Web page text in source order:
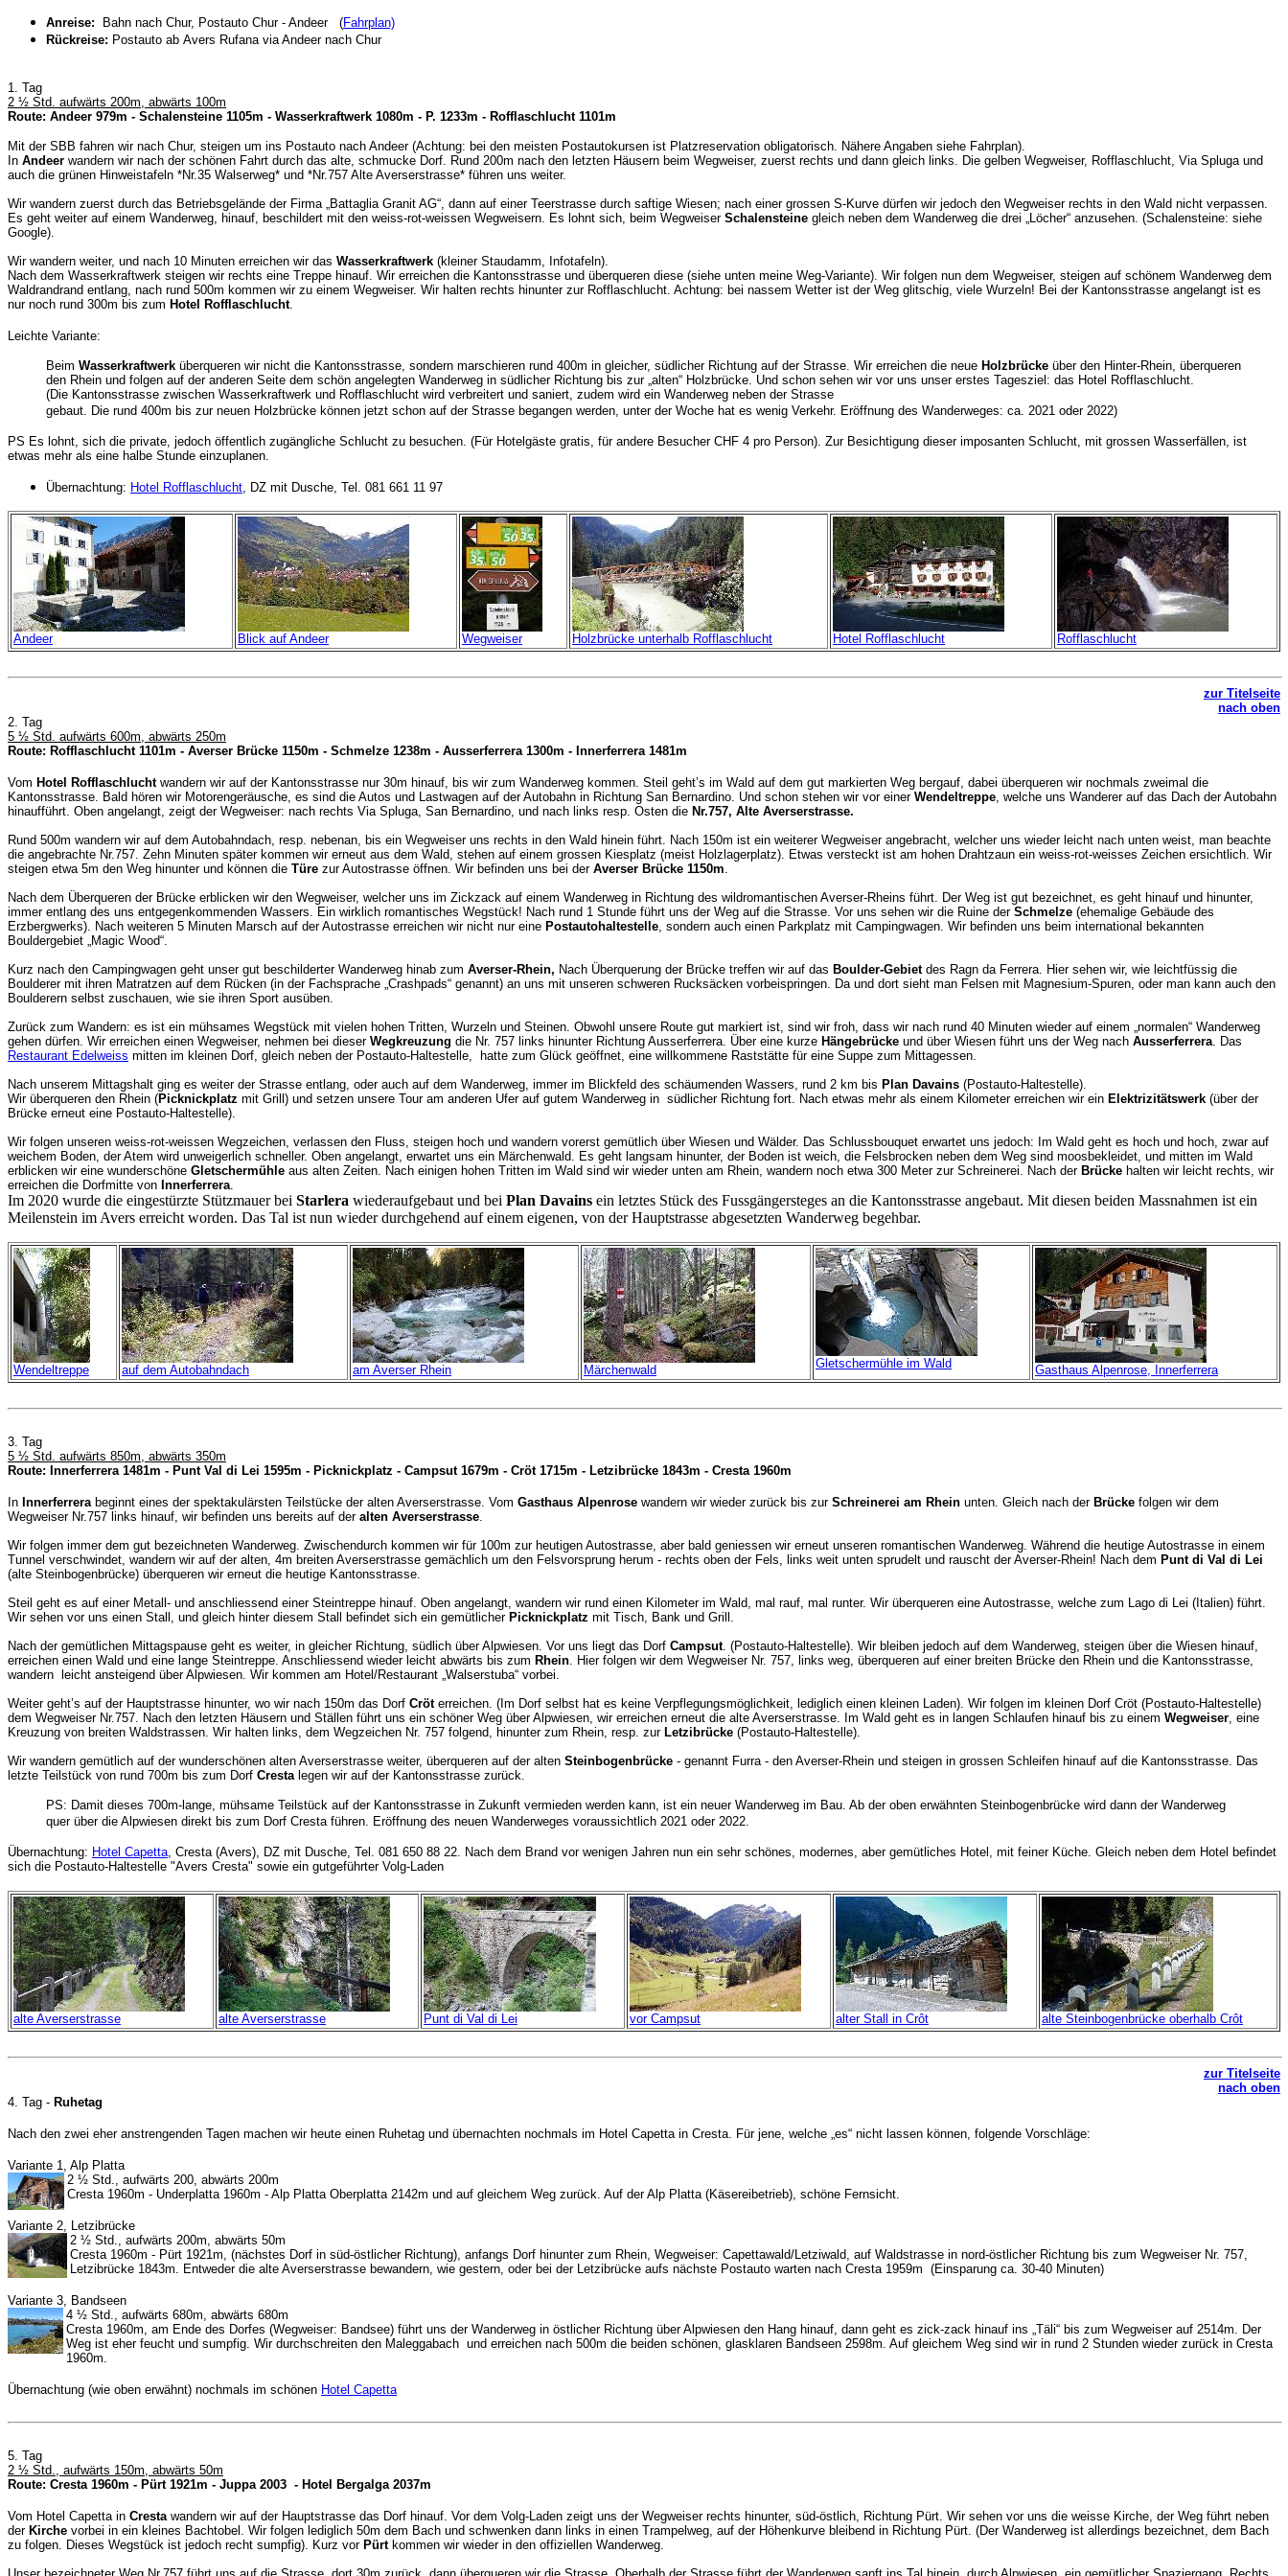
Anreise: Bahn nach Chur, Postauto Chur - Andeer (Fahrplan)
Rückreise: Postauto ab Avers Rufana via Andeer nach Chur
1. Tag
2 ½ Std. aufwärts 200m, abwärts 100m
Route: Andeer 979m - Schalensteine 1105m - Wasserkraftwerk 1080m - P. 1233m - Rofflaschlucht 1101m
Mit der SBB fahren wir nach Chur, steigen um ins Postauto nach Andeer (Achtung: bei den meisten Postautokursen ist Platzreservation obligatorisch. Nähere Angaben siehe Fahrplan).
In Andeer wandern wir nach der schönen Fahrt durch das alte, schmucke Dorf. Rund 200m nach den letzten Häusern beim Wegweiser, zuerst rechts und dann gleich links. Die gelben Wegweiser, Rofflaschlucht, Via Spluga und
auch die grünen Hinweistafeln *Nr.35 Walserweg* und *Nr.757 Alte Averserstrasse* führen uns weiter.
Wir wandern zuerst durch das Betriebsgelände der Firma „Battaglia Granit AG“, dann auf einer Teerstrasse durch saftige Wiesen; nach einer grossen S-Kurve dürfen wir jedoch den Wegweiser rechts in den Wald nicht verpassen.
Es geht weiter auf einem Wanderweg, hinauf, beschildert mit den weiss-rot-weissen Wegweisern. Es lohnt sich, beim Wegweiser Schalensteine gleich neben dem Wanderweg die drei „Löcher“ anzusehen. (Schalensteine: siehe
Google).
Wir wandern weiter, und nach 10 Minuten erreichen wir das Wasserkraftwerk (kleiner Staudamm, Infotafeln).
Nach dem Wasserkraftwerk steigen wir rechts eine Treppe hinauf. Wir erreichen die Kantonsstrasse und überqueren diese (siehe unten meine Weg-Variante). Wir folgen nun dem Wegweiser, steigen auf schönem Wanderweg dem
Waldrandrand entlang, nach rund 500m kommen wir zu einem Wegweiser. Wir halten rechts hinunter zur Rofflaschlucht. Achtung: bei nassem Wetter ist der Weg glitschig, viele Wurzeln! Bei der Kantonsstrasse angelangt ist es
nur noch rund 300m bis zum Hotel Rofflaschlucht.
Leichte Variante:
Beim Wasserkraftwerk überqueren wir nicht die Kantonsstrasse, sondern marschieren rund 400m in gleicher, südlicher Richtung auf der Strasse. Wir erreichen die neue Holzbrücke über den Hinter-Rhein, überqueren
den Rhein und folgen auf der anderen Seite dem schön angelegten Wanderweg in südlicher Richtung bis zur „alten“ Holzbrücke. Und schon sehen wir vor uns unser erstes Tagesziel: das Hotel Rofflaschlucht.
(Die Kantonsstrasse zwischen Wasserkraftwerk und Rofflaschlucht wird verbreitert und saniert, zudem wird ein Wanderweg neben der Strasse
gebaut. Die rund 400m bis zur neuen Holzbrücke können jetzt schon auf der Strasse begangen werden, unter der Woche hat es wenig Verkehr. Eröffnung des Wanderweges: ca. 2021 oder 2022)
PS Es lohnt, sich die private, jedoch öffentlich zugängliche Schlucht zu besuchen. (Für Hotelgäste gratis, für andere Besucher CHF 4 pro Person). Zur Besichtigung dieser imposanten Schlucht, mit grossen Wasserfällen, ist
etwas mehr als eine halbe Stunde einzuplanen.
Übernachtung: Hotel Rofflaschlucht , DZ mit Dusche, Tel. 081 661 11 97
Andeer Blick auf Andeer Wegweiser Holzbrücke unterhalb Rofflaschlucht Hotel Rofflaschlucht Rofflaschlucht
zur Titelseite
nach oben
2. Tag
5 ½ Std. aufwärts 600m, abwärts 250m
Route: Rofflaschlucht 1101m - Averser Brücke 1150m - Schmelze 1238m - Ausserferrera 1300m - Innerferrera 1481m
Vom Hotel Rofflaschluchtwandern wir auf der Kantonsstrasse nur 30m hinauf, bis wir zum Wanderweg kommen. Steil geht’s im Wald auf dem gut markierten Weg bergauf, dabei überqueren wir nochmals zweimal die
Kantonsstrasse. Bald hören wir Motorengeräusche, es sind die Autos und Lastwagen auf der Autobahn in Richtung San Bernardino. Und schon stehen wir vor einer Wendeltreppe , welche uns Wanderer auf das Dach der Autobahn
hinaufführt. Oben angelangt, zeigt der Wegweiser: nach rechts Via Spluga, San Bernardino, und nach links resp. Osten die Nr.757, Alte Averserstrasse.
Rund 500m wandern wir auf dem Autobahndach, resp. nebenan, bis ein Wegweiser uns rechts in den Wald hinein führt. Nach 150m ist ein weiterer Wegweiser angebracht, welcher uns wieder leicht nach unten weist, man beachte
die angebrachte Nr.757. Zehn Minuten später kommen wir erneut aus dem Wald, stehen auf einem grossen Kiesplatz (meist Holzlagerplatz). Etwas versteckt ist am hohen Drahtzaun ein weiss-rot-weisses Zeichen ersichtlich. Wir
steigen etwa 5m den Weg hinunter und können die Türe zur Autostrasse öffnen. Wir befinden uns bei der Averser Brücke 1150m
Nach dem Überqueren der Brücke erblicken wir den Wegweiser, welcher uns im Zickzack auf einem Wanderweg in Richtung des wildromantischen Averser-Rheins führt. Der Weg ist gut bezeichnet, es geht hinauf und hinunter,
immer entlang des uns entgegenkommenden Wassers. Ein wirklich romantisches Wegstück! Nach rund 1 Stunde führt uns der Weg auf die Strasse. Vor uns sehen wir die Ruine der Schmelze (ehemalige Gebäude des
Erzbergwerks). Nach weiteren 5 Minuten Marsch auf der Autostrasse erreichen wir nicht nur eine Postautohaltestelle , sondern auch einen Parkplatz mit Campingwagen. Wir befinden uns beim international bekannten
Bouldergebiet „Magic Wood“.
Kurz nach den Campingwagen geht unser gut beschilderter Wanderweg hinab zum Averser-Rhein, Nach Überquerung der Brücke treffen wir auf das Boulder-Gebietdes Ragn da Ferrera. Hier sehen wir, wie leichtfüssig die
Boulderer mit ihren Matratzen auf dem Rücken (in der Fachsprache „Crashpads“ genannt) an uns mit unseren schweren Rucksäcken vorbeispringen. Da und dort sieht man Felsen mit Magnesium-Spuren, oder man kann auch den
Boulderern selbst zuschauen, wie sie ihren Sport ausüben.
Zurück zum Wandern: es ist ein mühsames Wegstück mit vielen hohen Tritten, Wurzeln und Steinen. Obwohl unsere Route gut markiert ist, sind wir froh, dass wir nach rund 40 Minuten wieder auf einem „normalen“ Wanderweg
gehen dürfen. Wir erreichen einen Wegweiser, nehmen bei dieser Wegkreuzung die Nr. 757 links hinunter Richtung Ausserferrera. Über eine kurze Hängebrücke und über Wiesen führt uns der Weg nach Ausserferrera . Das
Restaurant Edelweiss mitten im kleinen Dorf, gleich neben der Postauto-Haltestelle, hatte zum Glück geöffnet, eine willkommene Raststätte für eine Suppe zum Mittagessen.
Nach unserem Mittagshalt ging es weiter der Strasse entlang, oder auch auf dem Wanderweg, immer im Blickfeld des schäumenden Wassers, rund 2 km bis Plan Davains (Postauto-Haltestelle).
Wir überqueren den Rhein (Picknickplatz mit Grill) und setzen unsere Tour am anderen Ufer auf gutem Wanderweg in südlicher Richtung fort. Nach etwas mehr als einem Kilometer erreichen wir ein Elektrizitätswerk (über der
Brücke erneut eine Postauto-Haltestelle).
Wir folgen unseren weiss-rot-weissen Wegzeichen, verlassen den Fluss, steigen hoch und wandern vorerst gemütlich über Wiesen und Wälder. Das Schlussbouquet erwartet uns jedoch: Im Wald geht es hoch und hoch, zwar auf
weichem Boden, der Atem wird unweigerlich schneller. Oben angelangt, erwartet uns ein Märchenwald. Es geht langsam hinunter, der Boden ist weich, die Felsbrocken neben dem Weg sind moosbekleidet, und mitten im Wald
erblicken wir eine wunderschöne Gletschermühle aus alten Zeiten. Nach einigen hohen Tritten im Wald sind wir wieder unten am Rhein, wandern noch etwa 300 Meter zur Schreinerei. Nach der Brücke halten wir leicht rechts, wir
erreichen die Dorfmitte von Innerferrera
Im 2020 wurde die eingestürzte Stützmauer bei Starlera wiederaufgebaut und bei Plan Davains ein letztes Stück des Fussgängersteges an die Kantonsstrasse angebaut. Mit diesen beiden Massnahmen ist ein
Meilenstein im Avers erreicht worden. Das Tal ist nun wieder durchgehend auf einem eigenen, von der Hauptstrasse abgesetzten Wanderweg begehbar.
Wendeltreppe auf dem Autobahndach am Averser Rhein Märchenwald Gletschermühle im Wald Gasthaus Alpenrose, Innerferrera
3. Tag
5 ½ Std. aufwärts 850m, abwärts 350m
Route: Innerferrera 1481m - Punt Val di Lei 1595m - Picknickplatz - Campsut 1679m - Cröt 1715m - Letzibrücke 1843m - Cresta 1960m
In Innerferrera beginnt eines der spektakulärsten Teilstücke der alten Averserstrasse. Vom Gasthaus Alpenrose wandern wir wieder zurück bis zur Schreinerei am Rhein unten. Gleich nach der Brücke folgen wir dem
Wegweiser Nr.757 links hinauf, wir befinden uns bereits auf der alten Averserstrasse
Wir folgen immer dem gut bezeichneten Wanderweg. Zwischendurch kommen wir für 100m zur heutigen Autostrasse, aber bald geniessen wir erneut unseren romantischen Wanderweg. Während die heutige Autostrasse in einem
Tunnel verschwindet, wandern wir auf der alten, 4m breiten Averserstrasse gemächlich um den Felsvorsprung herum - rechts oben der Fels, links weit unten sprudelt und rauscht der Averser-Rhein! Nach dem Punt di Val di Lei
(alte Steinbogenbrücke) überqueren wir erneut die heutige Kantonsstrasse.
Steil geht es auf einer Metall- und anschliessend einer Steintreppe hinauf. Oben angelangt, wandern wir rund einen Kilometer im Wald, mal rauf, mal runter. Wir überqueren eine Autostrasse, welche zum Lago di Lei (Italien) führt.
Wir sehen vor uns einen Stall, und gleich hinter diesem Stall befindet sich ein gemütlicher Picknickplatz mit Tisch, Bank und Grill.
Nach der gemütlichen Mittagspause geht es weiter, in gleicher Richtung, südlich über Alpwiesen. Vor uns liegt das Dorf Campsut. (Postauto-Haltestelle). Wir bleiben jedoch auf dem Wanderweg, steigen über die Wiesen hinauf,
erreichen einen Wald und eine lange Steintreppe. Anschliessend wieder leicht abwärts bis zum Rhein . Hier folgen wir dem Wegweiser Nr. 757, links weg, überqueren auf einer breiten Brücke den Rhein und die Kantonsstrasse,
wandern leicht ansteigend über Alpwiesen. Wir kommen am Hotel/Restaurant „Walserstuba“ vorbei.
Weiter geht’s auf der Hauptstrasse hinunter, wo wir nach 150m das Dorf Cröterreichen. (Im Dorf selbst hat es keine Verpflegungsmöglichkeit, lediglich einen kleinen Laden). Wir folgen im kleinen Dorf Cröt (Postauto-Haltestelle)
dem Wegweiser Nr.757. Nach den letzten Häusern und Ställen führt uns ein schöner Weg über Alpwiesen, wir erreichen erneut die alte Averserstrasse. Im Wald geht es in langen Schlaufen hinauf bis zu einem Wegweiser , eine
Kreuzung von breiten Waldstrassen. Wir halten links, dem Wegzeichen Nr. 757 folgend, hinunter zum Rhein, resp. zur Letzibrücke (Postauto-Haltestelle).
Wir wandern gemütlich auf der wunderschönen alten Averserstrasse weiter, überqueren auf der alten Steinbogenbrücke - genannt Furra - den Averser-Rhein und steigen in grossen Schleifen hinauf auf die Kantonsstrasse. Das
letzte Teilstück von rund 700m bis zum Dorf Cresta legen wir auf der Kantonsstrasse zurück.
PS: Damit dieses 700m-lange, mühsame Teilstück auf der Kantonsstrasse in Zukunft vermieden werden kann, ist ein neuer Wanderweg im Bau. Ab der oben erwähnten Steinbogenbrücke wird dann der Wanderweg
quer über die Alpwiesen direkt bis zum Dorf Cresta führen. Eröffnung des neuen Wanderweges voraussichtlich 2021 oder 2022.
Übernachtung: Hotel Capetta , Cresta (Avers), DZ mit Dusche, Tel. 081 650 88 22. Nach dem Brand vor wenigen Jahren nun ein sehr schönes, modernes, aber gemütliches Hotel, mit feiner Küche. Gleich neben dem Hotel befindet
sich die Postauto-Haltestelle "Avers Cresta" sowie ein gutgeführter Volg-Laden
alte Averserstrasse alte Averserstrasse Punt di Val di Lei vor Campsut alter Stall in Crôt alte Steinbogenbrücke oberhalb Crôt
zur Titelseite
nach oben
4. Tag - Ruhetag
Nach den zwei eher anstrengenden Tagen machen wir heute einen Ruhetag und übernachten nochmals im Hotel Capetta in Cresta. Für jene, welche „es“ nicht lassen können, folgende Vorschläge:
Variante 1, Alp Platta
2 ½ Std., aufwärts 200, abwärts 200m
Cresta 1960m - Underplatta 1960m - Alp Platta Oberplatta 2142m und auf gleichem Weg zurück. Auf der Alp Platta (Käsereibetrieb), schöne Fernsicht.
Variante 2, Letzibrücke
2 ½ Std., aufwärts 200m, abwärts 50m
Cresta 1960m - Pürt 1921m, (nächstes Dorf in süd-östlicher Richtung), anfangs Dorf hinunter zum Rhein, Wegweiser: Capettawald/Letziwald, auf Waldstrasse in nord-östlicher Richtung bis zum Wegweiser Nr. 757,
Letzibrücke 1843m. Entweder die alte Averserstrasse bewandern, wie gestern, oder bei der Letzibrücke aufs nächste Postauto warten nach Cresta 1959m (Einsparung ca. 30-40 Minuten)
Variante 3, Bandseen
4 ½ Std., aufwärts 680m, abwärts 680m
Cresta 1960m, am Ende des Dorfes (Wegweiser: Bandsee) führt uns der Wanderweg in östlicher Richtung über Alpwiesen den Hang hinauf, dann geht es zick-zack hinauf ins „Täli“ bis zum Wegweiser auf 2514m. Der
Weg ist eher feucht und sumpfig. Wir durchschreiten den Maleggabach und erreichen nach 500m die beiden schönen, glasklaren Bandseen 2598m. Auf gleichem Weg sind wir in rund 2 Stunden wieder zurück in Cresta
1960m.
Übernachtung (wie oben erwähnt) nochmals im schönen Hotel Capetta
5. Tag
2 ½ Std., aufwärts 150m, abwärts 50m
Route: Cresta 1960m - Pürt 1921m - Juppa 2003 - Hotel Bergalga 2037m
Vom Hotel Capetta in Cresta wandern wir auf der Hauptstrasse das Dorf hinauf. Vor dem Volg-Laden zeigt uns der Wegweiser rechts hinunter, süd-östlich, Richtung Pürt. Wir sehen vor uns die weisse Kirche, der Weg führt neben
der Kirche vorbei in ein kleines Bachtobel. Wir folgen lediglich 50m dem Bach und schwenken dann links in einen Trampelweg, auf der Höhenkurve bleibend in Richtung Pürt. (Der Wanderweg ist allerdings bezeichnet, dem Bach
zu folgen. Dieses Wegstück ist jedoch recht sumpfig). Kurz vor Pürt kommen wir wieder in den offiziellen Wanderweg.